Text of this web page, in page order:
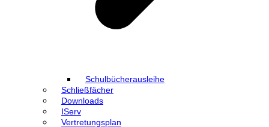
Schulbücherausleihe
Schließfächer
Downloads
IServ
Vertretungsplan